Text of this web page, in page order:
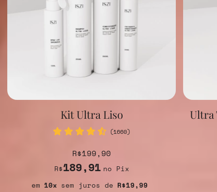
Kit Ultra Liso
(1660)
R$199,90
R$189,91 no Pix
10
R$19,99
sem juros
Ultra